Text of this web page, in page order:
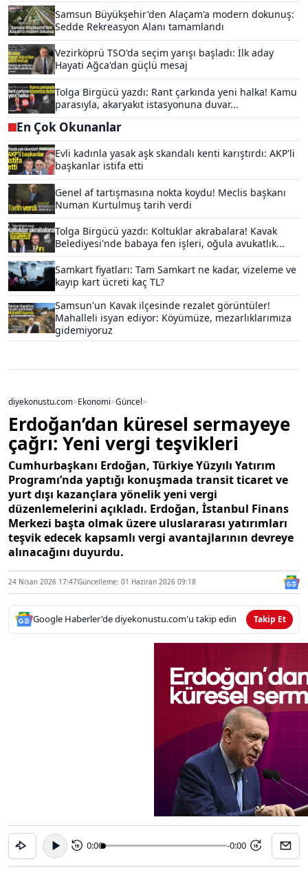
Samsun Büyükşehir'den Alaçam'a modern dokunuş:
Sedde Rekreasyon Alanı tamamlandı
Vezirköprü TSO'da seçim yarışı başladı: İlk aday
Hayati Ağca'dan güçlü mesaj
Tolga Birgücü yazdı: Rant çarkında yeni halka! Kamu
parasıyla, akaryakıt istasyonuna duvar...
En Çok Okunanlar
Evli kadınla yasak aşk skandalı kenti karıştırdı: AKP'li
başkanlar istifa etti
Genel af tartışmasına nokta koydu! Meclis başkanı
Numan Kurtulmuş tarih verdi
Tolga Birgücü yazdı: Koltuklar akrabalara! Kavak
Belediyesi'nde babaya fen işleri, oğula avukatlık...
Samkart fiyatları: Tam Samkart ne kadar, vizeleme ve
kayıp kart ücreti kaç TL?
Samsun'un Kavak ilçesinde rezalet görüntüler!
Mahalleli isyan ediyor: Köyümüze, mezarlıklarımıza
gidemiyoruz
diyekonustu.com>Ekonomi>Güncel>
Erdoğan’dan küresel sermayeye
çağrı: Yeni vergi teşvikleri
Cumhurbaşkanı Erdoğan, Türkiye Yüzyılı Yatırım
Programı’nda yaptığı konuşmada transit ticaret ve
yurt dışı kazançlara yönelik yeni vergi
düzenlemelerini açıkladı. Erdoğan, İstanbul Finans
Merkezi başta olmak üzere uluslararası yatırımları
teşvik edecek kapsamlı vergi avantajlarının devreye
alınacağını duyurdu.
24 Nisan 2026 17:47Güncelleme: 01 Haziran 2026 09:18
Google Haberler'de diyekonustu.com'u takip edin Takip Et
15 0:00 -0:00 15